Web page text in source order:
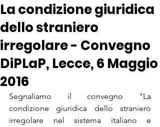
La condizione giuridica
dello straniero
irregolare - Convegno
DiPLaP, Lecce, 6 Maggio
2016
Segnaliamo il convegno "La
condizione giuridica dello straniero
irregolare nel sistema italiano e